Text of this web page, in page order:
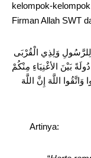
kelompok-
Firman Allah SWT
وَلِذِي الْقُرْبَى
بَيْنَ الأغْنِيَاءِ مِنْكُمْ
اللَّهَ إِنَّ اللَّهَ
Artinya: